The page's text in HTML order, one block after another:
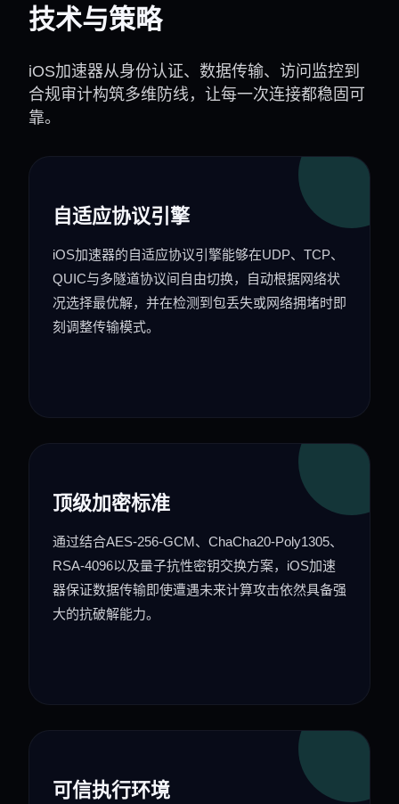
技术与策略
iOS加速器从身份认证、数据传输、访问监控到
合规审计构筑多维防线，让每一次连接都稳固可
靠。
自适应协议引擎
iOS加速器的自适应协议引擎能够在UDP、TCP、
QUIC与多隧道协议间自由切换，自动根据网络状
况选择最优解，并在检测到包丢失或网络拥堵时即
刻调整传输模式。
顶级加密标准
通过结合AES-256-GCM、ChaCha20-Poly1305、
RSA-4096以及量子抗性密钥交换方案，iOS加速
器保证数据传输即使遭遇未来计算攻击依然具备强
大的抗破解能力。
可信执行环境